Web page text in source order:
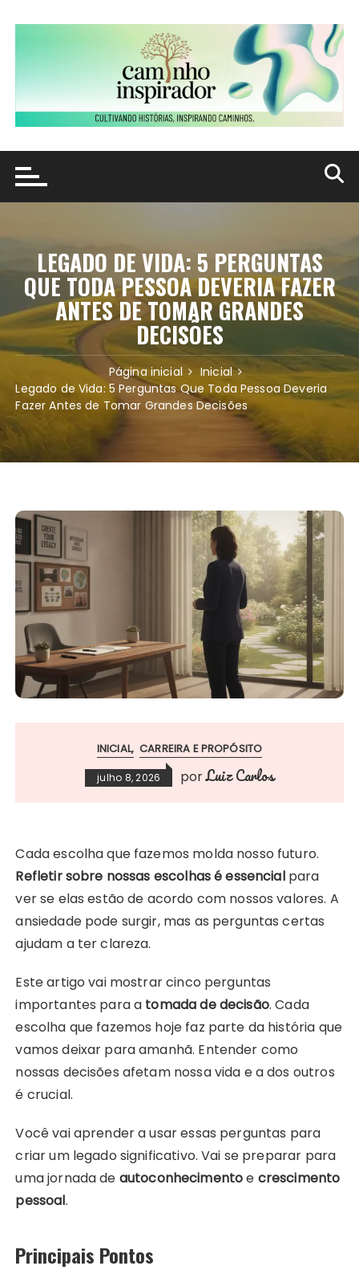
para
conteúdo
LEGADO DE VIDA: 5 PERGUNTAS
QUE TODA PESSOA DEVERIA FAZER
ANTES DE TOMAR GRANDES
DECISÕES
Página inicial
Inicial
Legado de Vida: 5 Perguntas Que Toda Pessoa Deveria
Fazer Antes de Tomar Grandes Decisões
INICIAL CARREIRA E PROPÓSITO
julho 8, 2026 porLuiz Carlos
Cada escolha que fazemos molda nosso futuro.
Refletir sobre nossas escolhas é essencialpara
ver se elas estão de acordo com nossos valores. A
ansiedade pode surgir, mas as perguntas certas
ajudam a ter clareza.
Este artigo vai mostrar cinco perguntas
importantes para a tomada de decisão. Cada
escolha que fazemos hoje faz parte da história que
vamos deixar para amanhã. Entender como
nossas decisões afetam nossa vida e a dos outros
é crucial.
Você vai aprender a usar essas perguntas para
criar um legado significativo. Vai se preparar para
uma jornada de autoconhecimentoe crescimento
pessoal.
Principais Pontos